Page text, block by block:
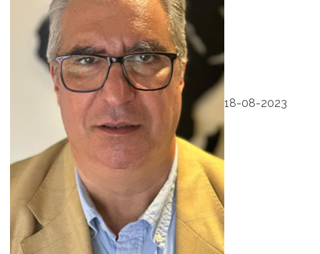
18-08-2023